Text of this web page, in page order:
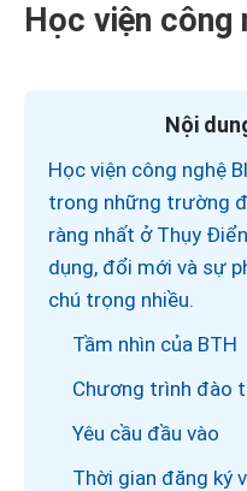
Học viện công
Nội
Học viện công nghệ
trong những trường
ràng nhất ở Thụy
dụng, đổi mới và sự
chú trọng nhiều.
Tầm nhìn của BTH
Chương trình đào
Yêu cầu đầu vào
Thời gian đăng ký